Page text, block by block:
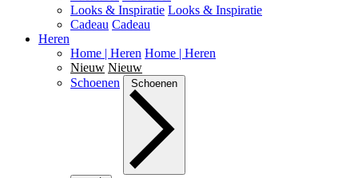
Looks & Inspiratie Looks & Inspiratie
Cadeau Cadeau
Heren
Home | Heren Home | Heren
Nieuw Nieuw
Schoenen
Schoenen